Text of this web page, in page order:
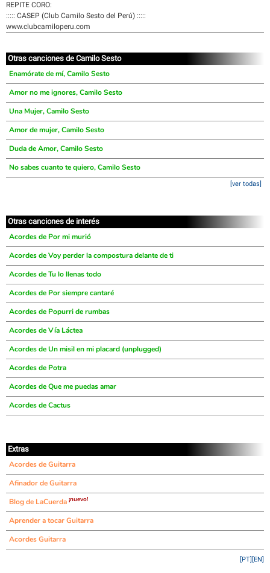
REPITE CORO:
::::: CASEP (Club Camilo Sesto del Perú) :::::
www.clubcamiloperu.com
Otras canciones de Camilo Sesto
Enamórate de mí, Camilo Sesto
Amor no me ignores, Camilo Sesto
Una Mujer, Camilo Sesto
Amor de mujer, Camilo Sesto
Duda de Amor, Camilo Sesto
No sabes cuanto te quiero, Camilo Sesto
[ver todas]
Otras canciones de interés
Acordes de Por mi murió
Acordes de Voy perder la compostura delante de ti
Acordes de Tu lo llenas todo
Acordes de Por siempre cantaré
Acordes de Popurri de rumbas
Acordes de Vía Láctea
Acordes de Un misil en mi placard (unplugged)
Acordes de Potra
Acordes de Que me puedas amar
Acordes de Cactus
Extras
Acordes de Guitarra
Afinador de Guitarra
Blog de LaCuerda ¡nuevo!
Aprender a tocar Guitarra
Acordes Guitarra
[EN]
[PT]